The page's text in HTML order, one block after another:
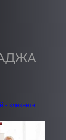
- кликните